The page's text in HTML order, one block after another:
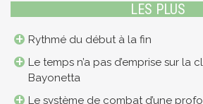
LES PLUS
Rythmé du début à la fin
Le temps n’a pas d’emprise sur la
Bayonetta
Le système de combat d’une